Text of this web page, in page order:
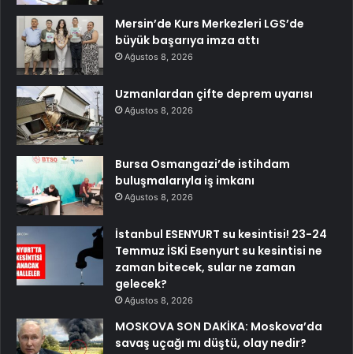
Mersin’de Kurs Merkezleri LGS’de
büyük başarıya imza attı
Ağustos 8, 2026
Uzmanlardan çifte deprem uyarısı
Ağustos 8, 2026
Bursa Osmangazi’de istihdam
buluşmalarıyla iş imkanı
Ağustos 8, 2026
İstanbul ESENYURT su kesintisi! 23-24
Temmuz İSKİ Esenyurt su kesintisi ne
zaman bitecek, sular ne zaman
gelecek?
Ağustos 8, 2026
MOSKOVA SON DAKİKA: Moskova’da
savaş uçağı mı düştü, olay nedir?